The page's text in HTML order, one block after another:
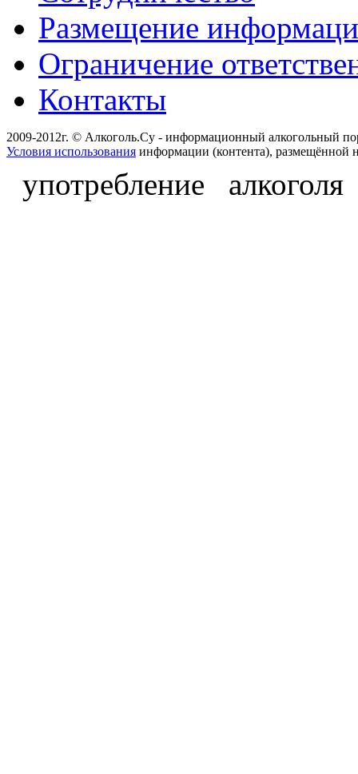
Размещение
Ограничение
Контакты
2009-2012г. © Алкоголь.Су - информационный алкогольный
Условия использования информации (контента), размещённой
употребление